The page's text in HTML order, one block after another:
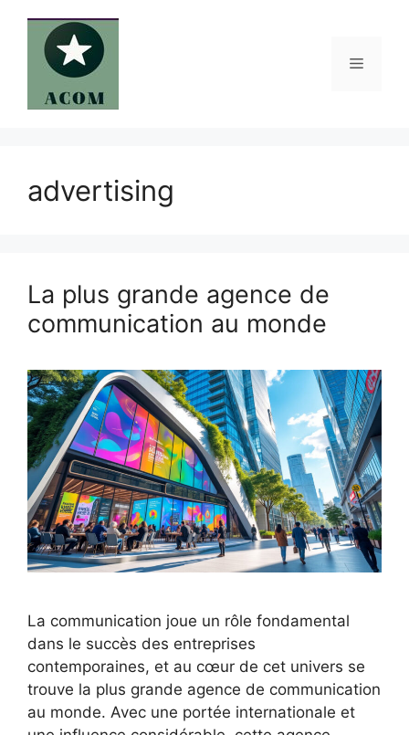
contenu
Menu
advertising
La plus grande agence de
communication au monde
La communication joue un rôle fondamental
dans le succès des entreprises
contemporaines, et au cœur de cet univers se
trouve la plus grande agence de communication
au monde. Avec une portée internationale et